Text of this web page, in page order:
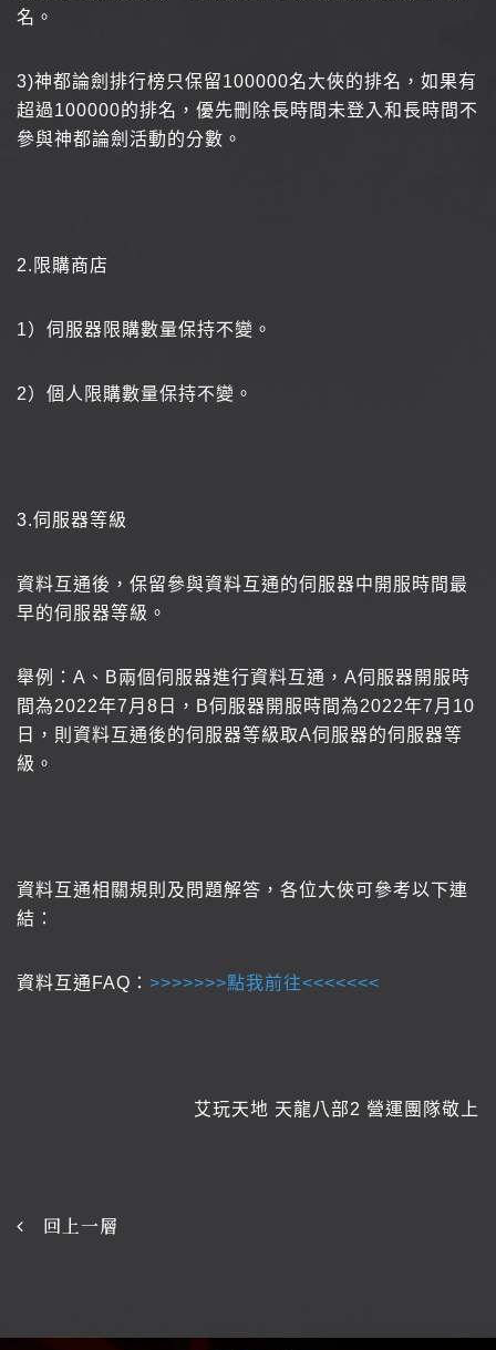
名。
3️)神都論劍排行榜只保留100000名大俠的排名，如果有
超過100000的排名，優先刪除長時間未登入和長時間不
參與神都論劍活動的分數。
2. 限購商店
1）伺服器限購數量保持不變。
2）個人限購數量保持不變。
3.伺服器等級
資料互通後，保留參與資料互通的伺服器中開服時間最
早的伺服器等級。
舉例：A、B兩個伺服器進行資料互通，A伺服器開服時
間為2022年7月8日，B伺服器開服時間為2022年7月10
日，則資料互通後的伺服器等級取A伺服器的伺服器等
級。
資料互通相關規則及問題解答，各位大俠可參考以下連
結：
資料互通FAQ： >>>>>>>點我前往<<<<<<<
艾玩天地 天龍八部2 營運團隊敬上
回上一層